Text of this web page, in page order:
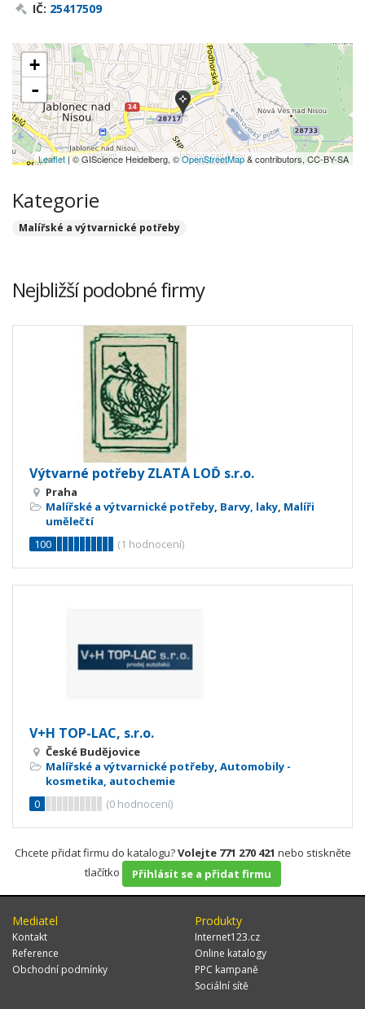
IČ: 25417509
+
-
Leaflet| © GIScience Heidelberg, ©OpenStreetMap& contributors, CC-BY-SA
Kategorie
Malířské a výtvarnické potřeby
Nejbližší podobné firmy
Výtvarné potřeby ZLATÁ LOĎ s.r.o.
Praha
Malířské a výtvarnické potřeby, Barvy, laky, Malíři
umělečtí
100
(1 hodnocení)
V+H TOP-LAC, s.r.o.
České Budějovice
Malířské a výtvarnické potřeby, Automobily -
kosmetika, autochemie
0
(0 hodnocení)
Chcete přidat firmu do katalogu?Volejte 771 270 421 nebo stiskněte
tlačítko
Přihlásit se a přidat firmu
Mediatel
Kontakt
Reference
Obchodní podmínky
Produkty
Internet123.cz
Online katalogy
PPC kampaně
Sociální sítě